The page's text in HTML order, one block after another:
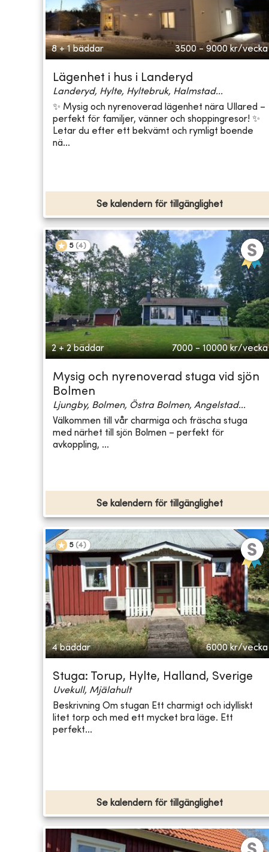
8 + 1 bäddar 3500 - 9000 kr/vecka
Lägenhet i hus i Landeryd
Landeryd, Hylte, Hyltebruk, Halmstad...
✨ Mysig och nyrenoverad lägenhet nära Ullared –
perfekt för familjer, vänner och shoppingresor! ✨
Letar du efter ett bekvämt och rymligt boende
nä...
Se kalendern för tillgänglighet
5 (4)
2 + 2 bäddar 7000 - 10000 kr/vecka
Mysig och nyrenoverad stuga vid sjön
Bolmen
Ljungby, Bolmen, Östra Bolmen, Angelstad...
Välkommen till vår charmiga och fräscha stuga
med närhet till sjön Bolmen – perfekt för
avkoppling, ...
Se kalendern för tillgänglighet
5 (4)
4 bäddar 6000 kr/vecka
Stuga: Torup, Hylte, Halland, Sverige
Uvekull, Mjälahult
Beskrivning Om stugan Ett charmigt och idylliskt
litet torp och med ett mycket bra läge. Ett
perfekt...
Se kalendern för tillgänglighet